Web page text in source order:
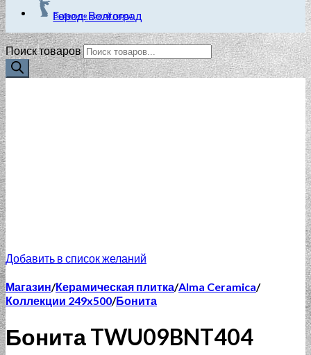
Город: Волгоград
Выберите другой город
Поиск товаров
Добавить в список желаний
Магазин/Керамическая плитка/Alma Ceramica/
Коллекции 249x500/Бонита
Бонита TWU09BNT404